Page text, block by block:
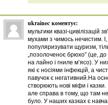
ukrainec коментує:
мультики квазі-цивілізацій
мухами з чимось нечистим. І,
популяризувати щуризм,
„позолоченоє брюхо” (це,
на лайно і гниле м’ясо). У
які є носіями інфекцій, а
павучок є негативний.На
створюють нові міфи і казки.
але справа в тому, що там
було. У наших казках є